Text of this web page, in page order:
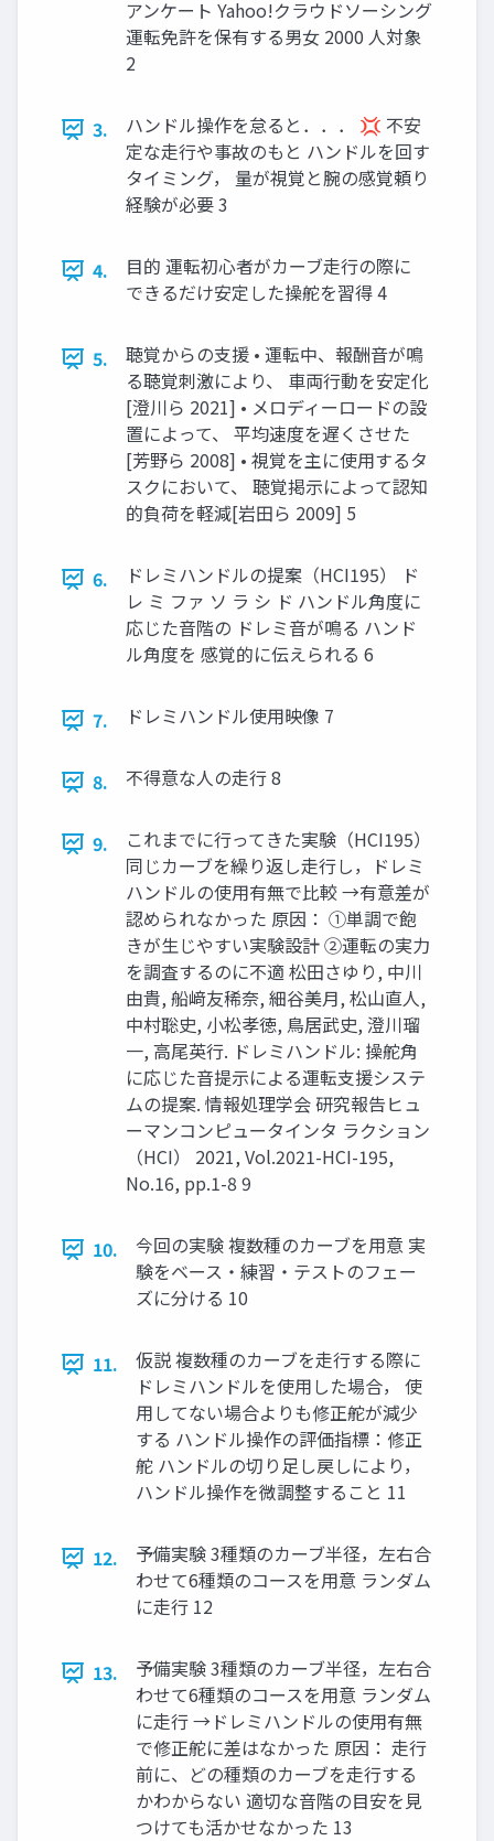
アンケート Yahoo!クラウドソーシング
運転免許を保有する男⼥ 2000 ⼈対象
2
3.
ハンドル操作を怠ると．．． 💢 不安
定な⾛⾏や事故のもと ハンドルを回す
タイミング， 量が視覚と腕の感覚頼り
経験が必要 3
4.
⽬的 運転初⼼者がカーブ⾛⾏の際に
できるだけ安定した操舵を習得 4
5.
聴覚からの⽀援 • 運転中、報酬⾳が鳴
る聴覚刺激により、 ⾞両⾏動を安定化
[澄川ら 2021] • メロディーロードの設
置によって、 平均速度を遅くさせた
[芳野ら 2008] • 視覚を主に使⽤するタ
スクにおいて、 聴覚掲⽰によって認知
的負荷を軽減[岩⽥ら 2009] 5
6.
ドレミハンドルの提案（HCI195） ド
レ ミ ファ ソ ラ シ ド ハンドル⾓度に
応じた⾳階の ドレミ⾳が鳴る ハンド
ル⾓度を 感覚的に伝えられる 6
7. ドレミハンドル使⽤映像 7
8. 不得意な⼈の⾛⾏ 8
9.
これまでに⾏ってきた実験（HCI195）
同じカーブを繰り返し⾛⾏し，ドレミ
ハンドルの使⽤有無で⽐較 →有意差が
認められなかった 原因： ①単調で飽
きが⽣じやすい実験設計 ②運転の実⼒
を調査するのに不適 松⽥さゆり, 中川
由貴, 船﨑友稀奈, 細⾕美⽉, 松⼭直⼈,
中村聡史, ⼩松孝徳, ⿃居武史, 澄川瑠
⼀, ⾼尾英⾏. ドレミハンドル: 操舵⾓
に応じた⾳提⽰による運転⽀援システ
ムの提案. 情報処理学会 研究報告ヒュ
ーマンコンピュータインタ ラクション
（HCI） 2021, Vol.2021-HCI-195,
No.16, pp.1-8 9
10.
今回の実験 複数種のカーブを⽤意 実
験をベース・練習・テストのフェー
ズに分ける 10
11.
仮説 複数種のカーブを⾛⾏する際に
ドレミハンドルを使⽤した場合， 使
⽤してない場合よりも修正舵が減少
する ハンドル操作の評価指標：修正
舵 ハンドルの切り⾜し戻しにより，
ハンドル操作を微調整すること 11
12.
予備実験 3種類のカーブ半径，左右合
わせて6種類のコースを⽤意 ランダム
に⾛⾏ 12
13.
予備実験 3種類のカーブ半径，左右合
わせて6種類のコースを⽤意 ランダム
に⾛⾏ →ドレミハンドルの使⽤有無
で修正舵に差はなかった 原因： ⾛⾏
前に、どの種類のカーブを⾛⾏する
かわからない 適切な⾳階の⽬安を⾒
つけても活かせなかった 13